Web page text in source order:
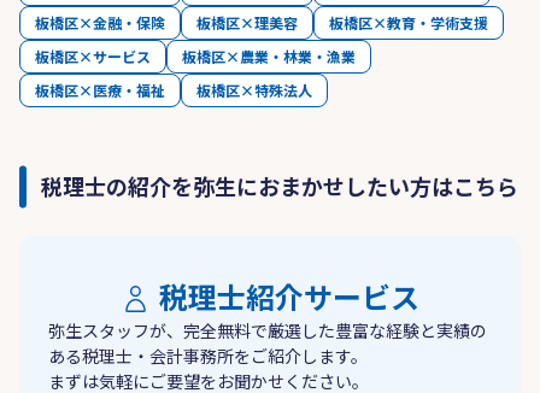
板橋区×金融・保険
板橋区×理美容
板橋区×教育・学術支援
板橋区×サービス
板橋区×農業・林業・漁業
板橋区×医療・福祉
板橋区×特殊法人
税理士の紹介を弥生におまかせしたい方はこちら
税理士紹介サービス
弥生スタッフが、完全無料で厳選した豊富な経験と実績の
ある税理士・会計事務所をご紹介します。
まずは気軽にご要望をお聞かせください。